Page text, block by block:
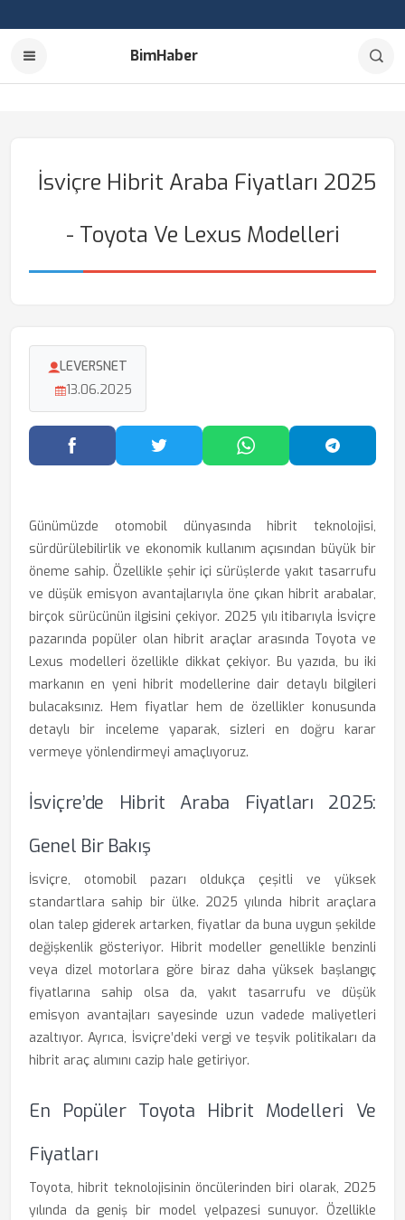
BimHaber
İsviçre Hibrit Araba Fiyatları 2025
- Toyota Ve Lexus Modelleri
LEVERSNET
13.06.2025
Facebook'ta PaylaşTwitter'da PaylaşWhatsApp'ta Paylaş
Günümüzde otomobil dünyasında hibrit teknolojisi,
sürdürülebilirlik ve ekonomik kullanım açısından büyük bir
öneme sahip. Özellikle şehir içi sürüşlerde yakıt tasarrufu
ve düşük emisyon avantajlarıyla öne çıkan hibrit arabalar,
birçok sürücünün ilgisini çekiyor. 2025 yılı itibarıyla İsviçre
pazarında popüler olan hibrit araçlar arasında Toyota ve
Lexus modelleri özellikle dikkat çekiyor. Bu yazıda, bu iki
markanın en yeni hibrit modellerine dair detaylı bilgileri
bulacaksınız. Hem fiyatlar hem de özellikler konusunda
detaylı bir inceleme yaparak, sizleri en doğru karar
vermeye yönlendirmeyi amaçlıyoruz.
İsviçre’de Hibrit Araba Fiyatları 2025:
Genel Bir Bakış
İsviçre, otomobil pazarı oldukça çeşitli ve yüksek
standartlara sahip bir ülke. 2025 yılında hibrit araçlara
olan talep giderek artarken, fiyatlar da buna uygun şekilde
değişkenlik gösteriyor. Hibrit modeller genellikle benzinli
veya dizel motorlara göre biraz daha yüksek başlangıç
fiyatlarına sahip olsa da, yakıt tasarrufu ve düşük
emisyon avantajları sayesinde uzun vadede maliyetleri
azaltıyor. Ayrıca, İsviçre’deki vergi ve teşvik politikaları da
hibrit araç alımını cazip hale getiriyor.
En Popüler Toyota Hibrit Modelleri Ve
Fiyatları
Toyota, hibrit teknolojisinin öncülerinden biri olarak, 2025
yılında da geniş bir model yelpazesi sunuyor. Özellikle